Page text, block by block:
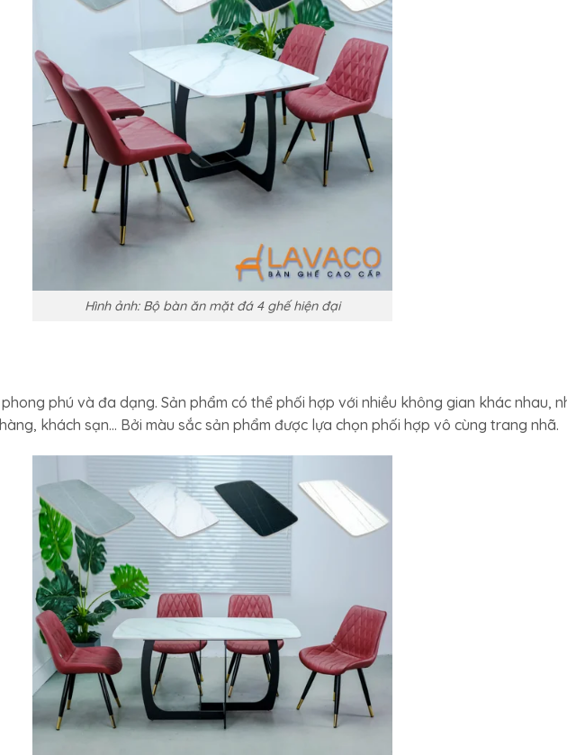
Hình ảnh: Bộ bàn ăn mặt đá 4 ghế hiện đại
phú và đa dạng. Sản phẩm có thể phối hợp với nhiều không gian khác nhau,
khách sạn… Bởi màu sắc sản phẩm được lựa chọn phối hợp vô cùng trang nhã.